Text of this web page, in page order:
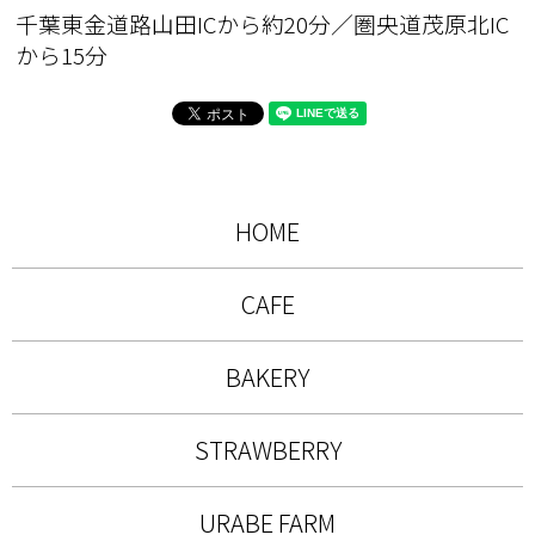
千葉東金道路山田ICから約20分／圏央道茂原北IC
から15分
HOME
CAFE
BAKERY
STRAWBERRY
URABE FARM